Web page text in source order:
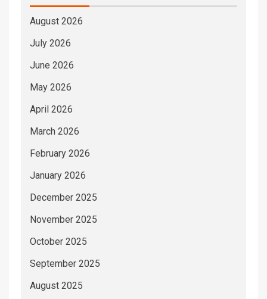
August 2026
July 2026
June 2026
May 2026
April 2026
March 2026
February 2026
January 2026
December 2025
November 2025
October 2025
September 2025
August 2025